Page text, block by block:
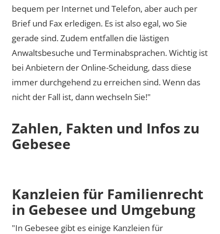
bequem per Internet und Telefon, aber auch per
Brief und Fax erledigen. Es ist also egal, wo Sie
gerade sind. Zudem entfallen die lästigen
Anwaltsbesuche und Terminabsprachen. Wichtig ist
bei Anbietern der Online-Scheidung, dass diese
immer durchgehend zu erreichen sind. Wenn das
nicht der Fall ist, dann wechseln Sie!"
Zahlen, Fakten und Infos zu
Gebesee
Kanzleien für Familienrecht
in Gebesee und Umgebung
"In Gebesee gibt es einige Kanzleien für